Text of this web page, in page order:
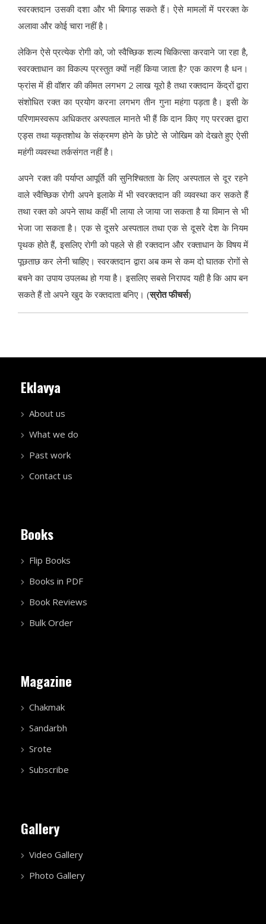
स्वरक्तदान उसकी दशा और भी बिगाड़ सकते हैं। ऐसे मामलों में पररक्त के
अलावा और कोई चारा नहीं है।
लेकिन ऐसे प्रत्येक रोगी को, जो स्वैच्छिक शल्य चिकित्सा करवाने जा रहा है,
स्वरक्ताधान का विकल्प प्रस्तुत क्यों नहीं किया जाता है? एक कारण है धन।
फ्रांस में ही वॉशर की कीमत लगभग 2 लाख यूरो है तथा रक्तदान केंद्रों द्वारा
संशोधित रक्त का प्रयोग करना लगभग तीन गुना महंगा पड़ता है। इसी के
परिणामस्वरूप अधिकतर अस्पताल मानते भी हैं कि दान किए गए पररक्त द्वारा
एड्स तथा यकृतशोथ के संक्रमण होने के छोटे से जोखिम को देखते हुए ऐसी
महंगी व्यवस्था तर्कसंगत नहीं है।
अपने रक्त की पर्याप्त आपूर्ति की सुनिश्चितता के लिए अस्पताल से दूर रहने
वाले स्वैच्छिक रोगी अपने इलाके में भी स्वरक्तदान की व्यवस्था कर सकते हैं
तथा रक्त को अपने साथ कहीं भी लाया ले जाया जा सकता है या विमान से भी
भेजा जा सकता है। एक से दूसरे अस्पताल तथा एक से दूसरे देश के नियम
पृथक होते हैं, इसलिए रोगी को पहले से ही रक्तदान और रक्ताधान के विषय में
पूछताछ कर लेनी चाहिए। स्वरक्तदान द्वारा अब कम से कम दो घातक रोगों से
बचने का उपाय उपलब्ध हो गया है। इसलिए सबसे निरापद यही है कि आप बन
सकते हैं तो अपने खुद के रक्तदाता बनिए। (स्रोत फीचर्स)
Eklavya
About us
What we do
Past work
Contact us
Books
Flip Books
Books in PDF
Book Reviews
Bulk Order
Magazine
Chakmak
Sandarbh
Srote
Subscribe
Gallery
Video Gallery
Photo Gallery